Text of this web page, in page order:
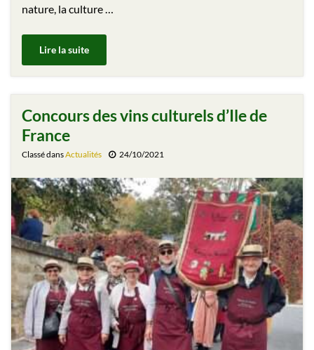
nature, la culture …
Lire la suite
Concours des vins culturels d’Ile de
France
Classé dansActualités 24/10/2021